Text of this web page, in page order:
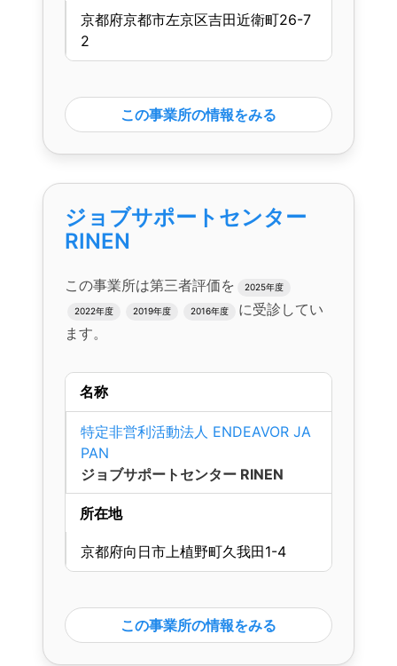
京都府京都市左京区吉田近衛町26-7
2
この事業所の情報をみる
ジョブサポートセンター
RINEN
この事業所は第三者評価を 2025年度
2022年度 2019年度 2016年度
に受診してい
ます。
名称
特定非営利活動法人 ENDEAVOR JA
PAN
ジョブサポートセンター RINEN
所在地
京都府向日市上植野町久我田1-4
この事業所の情報をみる